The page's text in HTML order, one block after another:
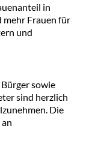
in
mehr Frauen für
und
sowie
sind herzlich
Die